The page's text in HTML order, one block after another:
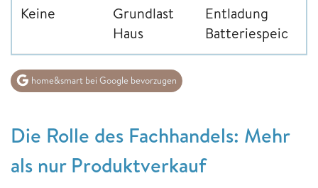
Keine
Grundlast
Haus
Entladung
Batteriespeicher
home&smart bei Google bevorzugen
Die Rolle des Fachhandels: Mehr
als nur Produktverkauf